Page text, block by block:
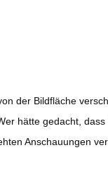
der Bildfläche
hätte gedacht,
Anschauungen